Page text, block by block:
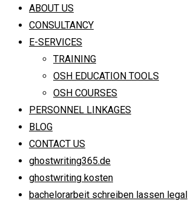
ABOUT US
CONSULTANCY
E-SERVICES
TRAINING
OSH EDUCATION TOOLS
OSH COURSES
PERSONNEL LINKAGES
BLOG
CONTACT US
ghostwriting365.de
ghostwriting kosten
bachelorarbeit schreiben lassen legal